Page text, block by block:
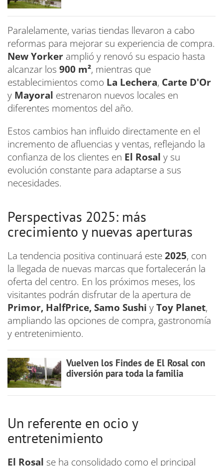
Paralelamente, varias tiendas llevaron a cabo
reformas para mejorar su experiencia de compra.
New Yorker amplió y renovó su espacio hasta
alcanzar los 900 m², mientras que
establecimientos como La Lechera, Carte D'Or
y Mayoral estrenaron nuevos locales en
diferentes momentos del año.
Estos cambios han influido directamente en el
incremento de afluencias y ventas, reflejando la
confianza de los clientes en El Rosal y su
evolución constante para adaptarse a sus
necesidades.
Perspectivas 2025: más
crecimiento y nuevas aperturas
La tendencia positiva continuará este2025, con
la llegada de nuevas marcas que fortalecerán la
oferta del centro. En los próximos meses, los
visitantes podrán disfrutar de la apertura de
Primor, HalfPrice, Samo Sushi yToy Planet,
ampliando las opciones de compra, gastronomía
y entretenimiento.
Vuelven los Findes de El Rosal con
diversión para toda la familia
Un referente en ocio y
entretenimiento
El Rosal se ha consolidado como el principal